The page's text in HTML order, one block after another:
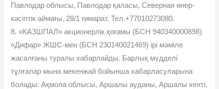
Павлодар облысы, Павлодар қаласы, Северная өнер-
кəсіптік аймағы, 28/1 ғимарат. Тел.+77010273080.
8. «КАЗШПАЛ» акционерлік қоғамы (БСН 940340000898)
«Дифар» ЖШС-мен (БСН 230140021469) ірі мəміле
жасалғаны туралы хабарлайды. Барлық мүдделі
тұлғалар мына мекенжай бойынша хабарласуларына
болады: Ақмола облысы, Аршалы ауданы, Аршалы кенті,